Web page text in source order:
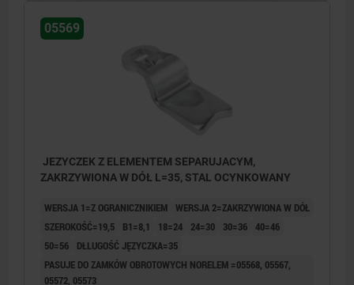
05569
JEZYCZEK Z ELEMENTEM SEPARUJACYM,
ZAKRZYWIONA W DÓŁ L=35, STAL OCYNKOWANY
WERSJA 1=Z OGRANICZNIKIEM WERSJA 2=ZAKRZYWIONA W DÓŁ
SZEROKOŚĆ=19,5
B1=8,1 18=24 24=30 30=36 40=46
50=56
DŁLUGOŚĆ JĘZYCZKA=35
PASUJE DO ZAMKÓW OBROTOWYCH NORELEM =05568, 05567,
05572, 05573